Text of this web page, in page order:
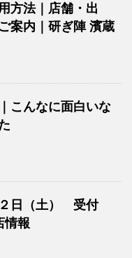
方法｜店舗・出
案内｜研ぎ陣 濱蔵
こんなに面白いな
日（土） 受付
報